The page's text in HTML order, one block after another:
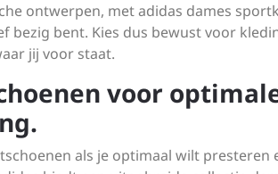
ontwerpen, met adidas dames
bent. Kies dus bewust voor
jij voor staat.
voor
als je optimaal wilt presteren